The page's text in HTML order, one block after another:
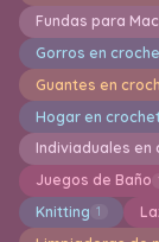
Fundas para
Gorros en
Guantes en
Hogar en crochet
Indiviaduales en
Juegos de Baño
Knitting 1